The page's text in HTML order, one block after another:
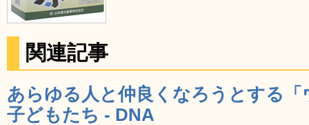
関連記事
あらゆる人と仲良くなろうとする
子どもたち - DNA